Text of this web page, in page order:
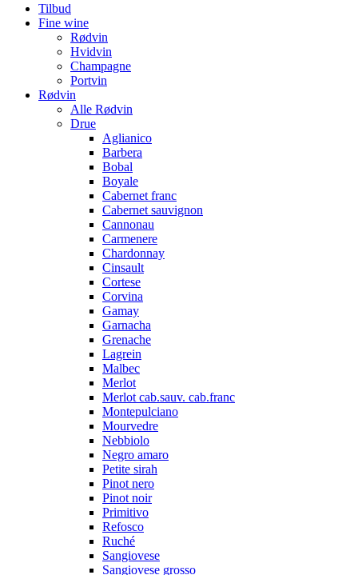
Tilbud
Fine wine
Rødvin
Hvidvin
Champagne
Portvin
Rødvin
Alle Rødvin
Drue
Aglianico
Barbera
Bobal
Boyale
Cabernet franc
Cabernet sauvignon
Cannonau
Carmenere
Chardonnay
Cinsault
Cortese
Corvina
Gamay
Garnacha
Grenache
Lagrein
Malbec
Merlot
Merlot cab.sauv. cab.franc
Montepulciano
Mourvedre
Nebbiolo
Negro amaro
Petite sirah
Pinot nero
Pinot noir
Primitivo
Refosco
Ruché
Sangiovese
Sangiovese grosso